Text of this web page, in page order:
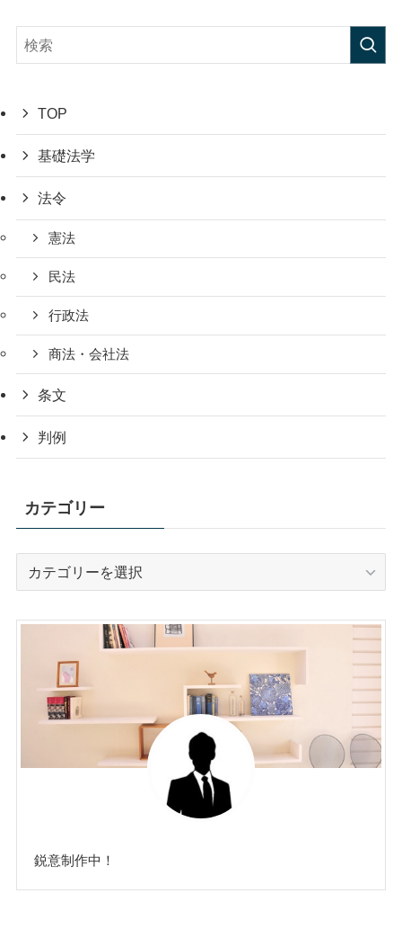
TOP
基礎法学
法令
憲法
民法
行政法
商法・会社法
条文
判例
カテゴリー
鋭意制作中！